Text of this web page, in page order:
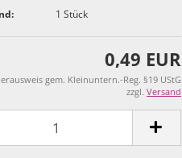
1 Stück
0,49 EUR
gem. Kleinuntern.-Reg. §19 UStG
zzgl. Versand